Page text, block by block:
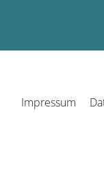
Impressum